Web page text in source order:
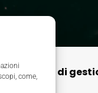
come,
Sistema di